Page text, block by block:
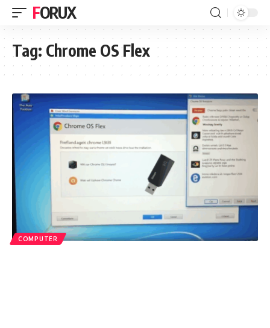
FORUX
Tag: Chrome OS Flex
COMPUTER